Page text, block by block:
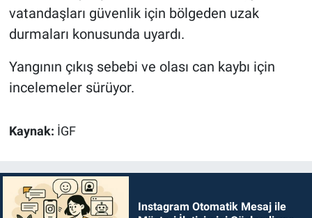
vatandaşları güvenlik için bölgeden uzak
durmaları konusunda uyardı.
Yangının çıkış sebebi ve olası can kaybı için
incelemeler sürüyor.
Kaynak: İGF
Instagram Otomatik Mesaj ile